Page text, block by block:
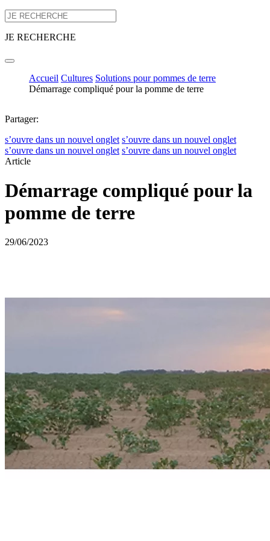
JE RECHERCHE
Accueil Cultures Solutions pour pommes de terre
Démarrage compliqué pour la pomme de terre
Partager:
s’ouvre dans un nouvel onglet s’ouvre dans un nouvel onglet
s’ouvre dans un nouvel onglet s’ouvre dans un nouvel onglet
Article
Démarrage compliqué pour la
pomme de terre
29/06/2023